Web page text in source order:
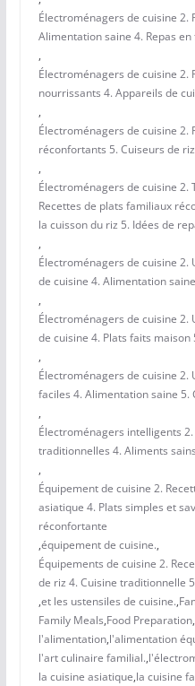
Électroménagers de cuisine 2.
Alimentation saine 4. Repas
,
Électroménagers de cuisine 2.
nourrissants 4. Appareils de
,
Électroménagers de cuisine 2.
réconfortants 5. Cuiseurs de riz
,
Électroménagers de cuisine 2.
Recettes de plats familiaux
la cuisson du riz 5. Idées de
,
Électroménagers de cuisine 2.
de cuisine 4. Alimentation
,
Électroménagers de cuisine 2.
de cuisine 4. Plats faits maison
,
Électroménagers de cuisine 2.
faciles 4. Alimentation saine 5.
,
Électroménagers intelligents
traditionnelles 4. Aliments
,
Équipement de cuisine 2.
asiatique 4. Plats simples et
réconfortante
,équipement de cuisine.,
Équipements de cuisine 2.
de riz 4. Cuisine traditionnelle
,et les ustensiles de cuisine.,
Family Meals,Food Preparation,
l'alimentation,l'alimentation
l'art culinaire familial.,
la cuisine asiatique,la cuisine